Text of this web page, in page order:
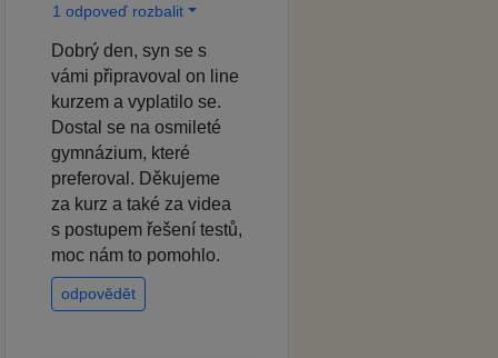
1 odpoveď rozbalit
Dobrý den, syn se s
vámi připravoval on line
kurzem a vyplatilo se.
Dostal se na osmileté
gymnázium, které
preferoval. Děkujeme
za kurz a také za videa
s postupem řešení testů,
moc nám to pomohlo.
odpovědět